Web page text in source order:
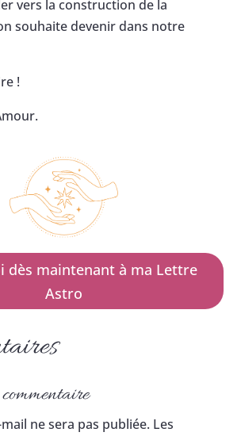
vers la construction de la
souhaite devenir dans notre
!
dès maintenant à ma Lettre
Astro
ne sera pas publiée. Les